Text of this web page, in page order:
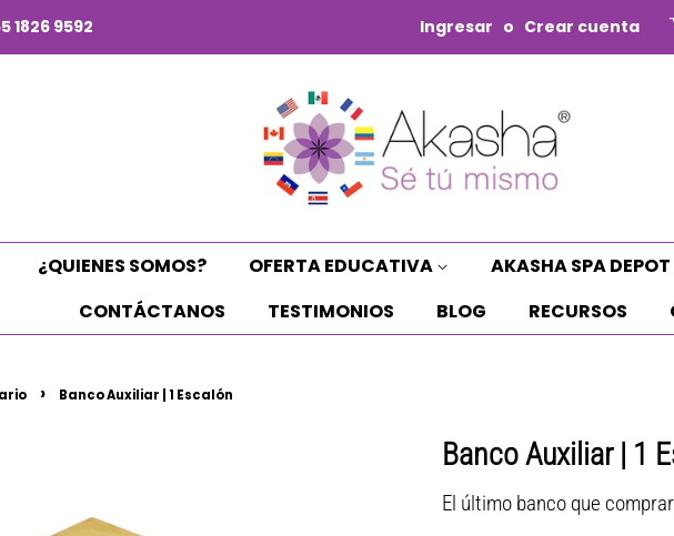
1826 9592 Ingresar o Crear cuenta
¿QUIENES SOMOS? OFERTA EDUCATIVA AKASHA SPA DEPOT
CONTÁCTANOS
TESTIMONIOS BLOG RECURSOS
› Banco Auxiliar | 1 Escalón
Banco Auxiliar | 1
El último banco que